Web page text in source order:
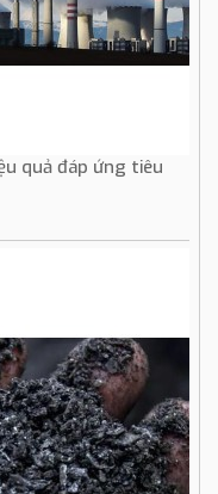
quả đáp ứng tiêu